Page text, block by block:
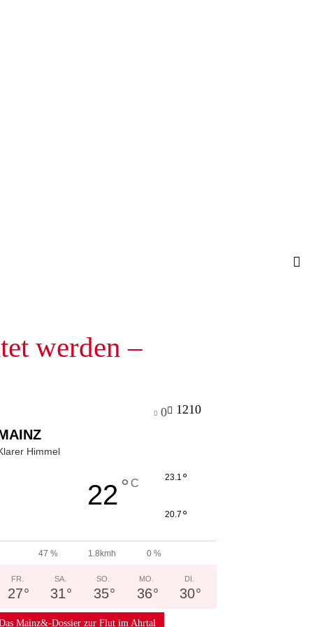
werden –
1210
0
Himmel
22° C 23.1 °
20.7 °
47 % 1.8kmh 0 %
FR.
27°
SA.
31°
SO.
35°
MO.
36°
DI.
30°
Mainz&-Dossier zur Flut im Ahrtal